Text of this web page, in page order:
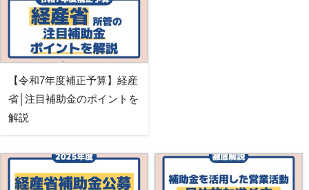
【令和7年度補正予算】経産
省│注目補助金のポイントを
解説